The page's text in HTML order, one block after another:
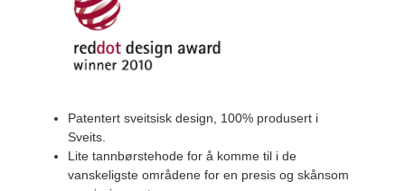
Patentert sveitsisk design, 100% produsert i
Sveits.
Lite tannbørstehode for å komme til i de
vanskeligste områdene for en presis og skånsom